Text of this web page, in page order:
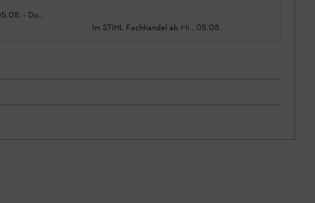
- Do.,
Im STIHL Fachhandel ab Mi., 05.08.